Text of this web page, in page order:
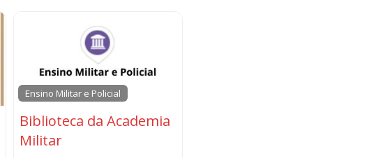
Ensino Militar e Policial
Biblioteca da Academia
Militar